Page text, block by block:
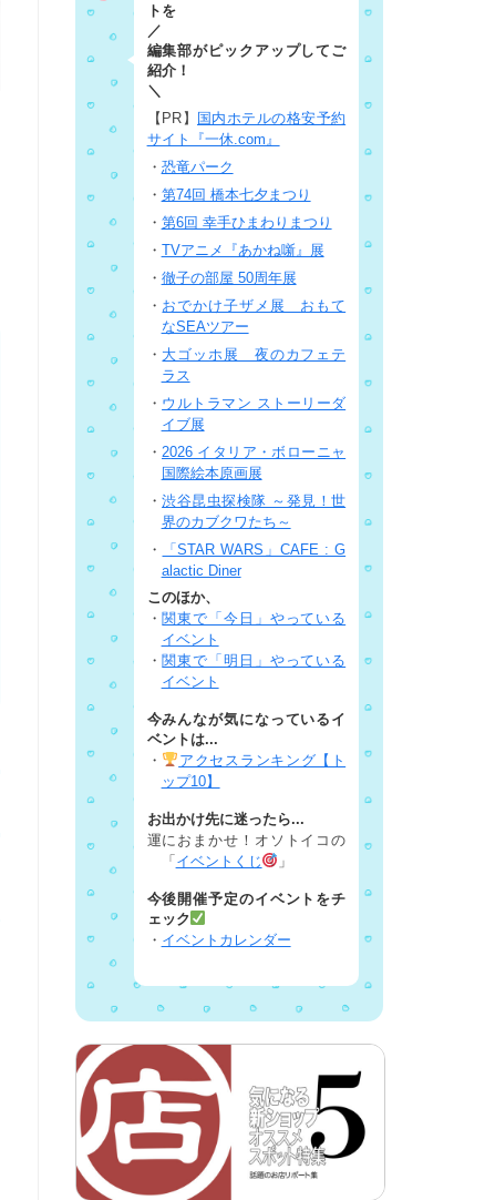
トを
／
編集部がピックアップしてご
紹介！
＼
【PR】
国内ホテルの格安予約
サイト『一休.com』
・ 恐竜パーク
・ 第74回 橋本七夕まつり
・ 第6回 幸手ひまわりまつり
・ TVアニメ『あかね噺』展
・ 徹子の部屋 50周年展
・ おでかけ子ザメ展 おもて
なSEAツアー
・ 大ゴッホ展 夜のカフェテ
ラス
・ ウルトラマン ストーリーダ
イブ展
・ 2026 イタリア・ボローニャ
国際絵本原画展
・渋谷昆虫探検隊 ～発見！世
界のカブクワたち～
・
「STAR WARS」CAFE : G
alactic Diner
このほか、
・ 関東で「今日」やっている
イベント
・ 関東で「明日」やっている
イベント
今みんなが気になっているイ
ベントは...
・
アクセスランキング【ト
ップ10】
お出かけ先に迷ったら...
運におまかせ！オソトイコの
「 イベントくじ 」
今後開催予定のイベントをチ
ェック
・ イベントカレンダー